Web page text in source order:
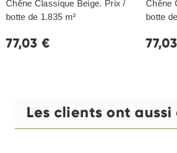
Chêne Classique Beige. Prix /
botte de 1.835 m²
77,03 €
Chêne
botte
Les clients ont